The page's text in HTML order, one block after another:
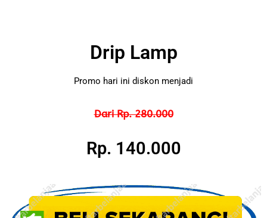
Drip Lamp
Promo hari ini diskon menjadi
Dari Rp. 280.000
Rp. 140.000